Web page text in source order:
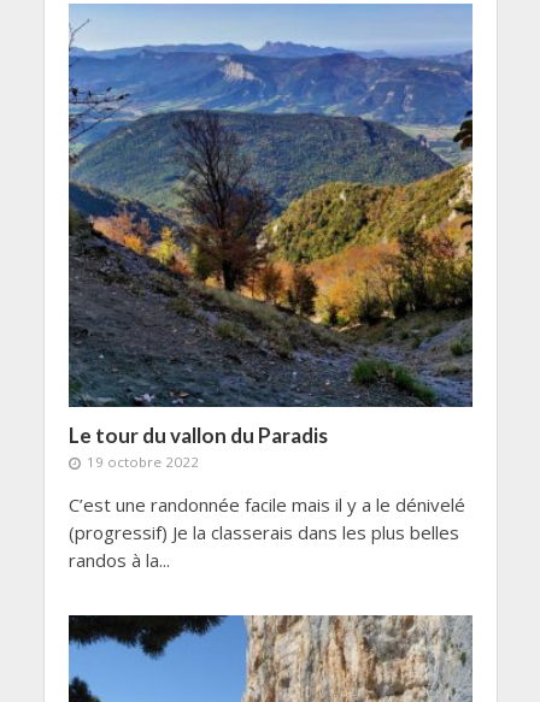
Le tour du vallon du Paradis
19 octobre 2022
C’est une randonnée facile mais il y a le dénivelé
(progressif) Je la classerais dans les plus belles
randos à la...